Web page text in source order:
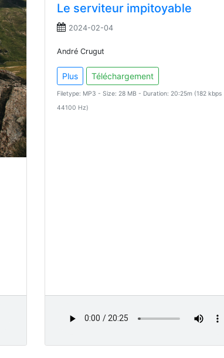
Le serviteur impitoyable
2024-02-04
André Crugut
Plus Téléchargement
Filetype: MP3 - Size: 28 MB - Duration: 20:25m (182 kbps
44100 Hz)